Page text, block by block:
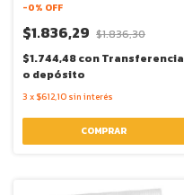
-0% OFF
$1.836,29 $1.836,30
$1.744,48conTransferencia
o depósito
3 x $612,10 sin interés